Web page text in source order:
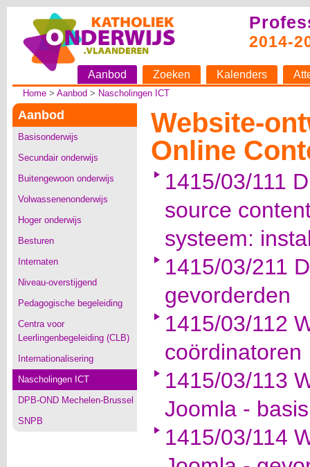
2014-
Aanbod Zoeken Kalenders
Home> Aanbod > Nascholingen ICT
Aanbod
Basisonderwijs
Secundair onderwijs
Buitengewoon onderwijs
Volwassenenonderwijs
Hoger onderwijs
Besturen
Internaten
Niveau-overstijgend
Pedagogische begeleiding
Centra voor
Leerlingenbegeleiding (CLB)
Internationalisering
Nascholingen ICT
DPB-OND Mechelen-Brussel
SNPB
Website-
Online
1415/03/111
source
systeem:
1415/03/211
gevorderden
1415/03/112
coördinatoren
1415/03/113
Joomla - basis
1415/03/114